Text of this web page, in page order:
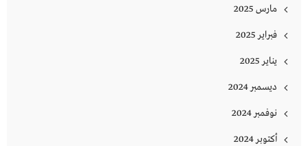
مارس 2025
فبراير 2025
يناير 2025
ديسمبر 2024
نوفمبر 2024
أكتوبر 2024